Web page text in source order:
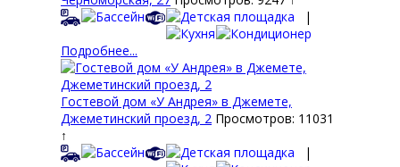
|
Подробнее...
Гостевой дом «У Андрея» в Джемете,
Джеметинский проезд, 2 Просмотров: 11031
↑
|